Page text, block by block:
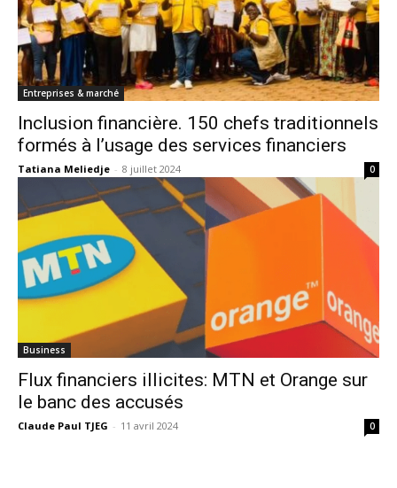
Entreprises & marché
Inclusion financière. 150 chefs traditionnels
formés à l’usage des services financiers
Tatiana Meliedje - 8 juillet 2024 0
Business
Flux financiers illicites: MTN et Orange sur
le banc des accusés
Claude Paul TJEG - 11 avril 2024 0